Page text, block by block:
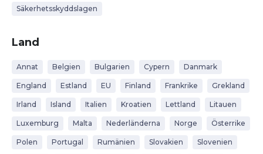
Säkerhetsskyddslagen
Land
Annat Belgien Bulgarien Cypern Danmark
England Estland EU Finland Frankrike Grekland
Irland Island Italien Kroatien Lettland Litauen
Luxemburg Malta Nederländerna Norge Österrike
Polen Portugal Rumänien Slovakien Slovenien